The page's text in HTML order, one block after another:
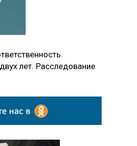
лет. Расследование